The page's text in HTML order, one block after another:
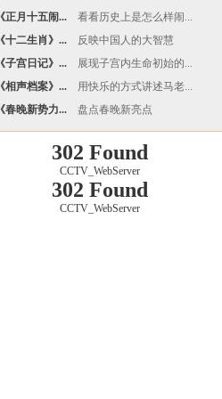
《正月十五闹... 看看历史上是怎么样闹...
《十二生肖》... 反映中国人的大智慧
《子宫日记》... 展现子宫内生命初始的...
《相声档案》... 用快乐的方式讲述马老...
《春晚新势力... 盘点春晚新亮点
302 Found
CCTV_WebServer
302 Found
CCTV_WebServer